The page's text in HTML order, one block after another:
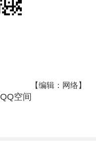
【编辑：网络】
空间